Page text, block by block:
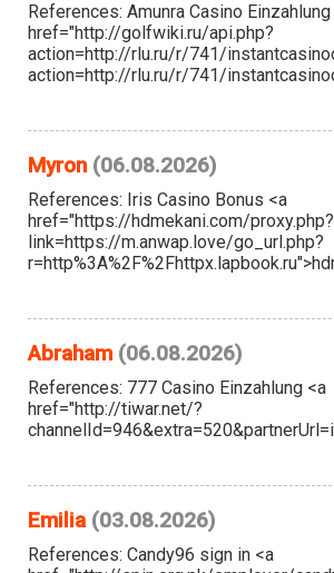
References: Amunra Casino Einzahlung
href="http://golfwiki.ru/api.php?
action=http://rlu.ru/r/741/
action=http://rlu.ru/r/741/
Myron (06.08.2026)
References: Iris Casino Bonus <a
href="https://hdmekani.com/proxy.php?
link=https://m.anwap.love/go_url.php?
Abraham (06.08.2026)
References: 777 Casino Einzahlung <a
href="http://tiwar.net/?
Emilia (03.08.2026)
References: Candy96 sign in <a